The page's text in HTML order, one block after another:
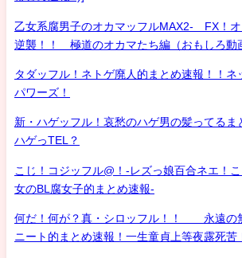
乙女系腐男子のオカマッフルMAX2- FX！
逆襲！！ 極道のオカマたち編（おもしろ動
タダッフル！ネトゲ廃人的まとめ速報！！ネ
パワーズ！
新・ハゲッフル！哀愁のハゲ男の髪ってるま
ハゲっTEL？
こじ！コジッフル@！-レズっ娘百合ネエ！
女のBL腐女子的まとめ速報-
何だ！何が？真・シロッフル！！ 永遠の
ニート的まとめ速報！一生童貞上等夜露死苦